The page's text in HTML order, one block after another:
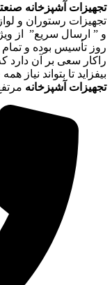
تجهیزات آشپزخانه
تجهیزات رستوران و
و ” ارسال سریع” از
روز تأسیس بوده و تمام
راکار سعی بر آن دارد
بیفزاید تا بتواند نیاز
تجهیزات آشپزخانه